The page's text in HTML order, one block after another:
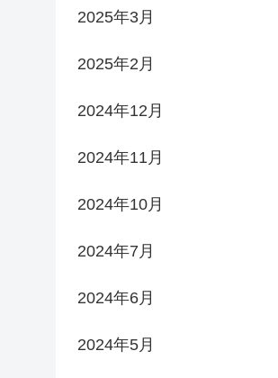
2025年3月
2025年2月
2024年12月
2024年11月
2024年10月
2024年7月
2024年6月
2024年5月